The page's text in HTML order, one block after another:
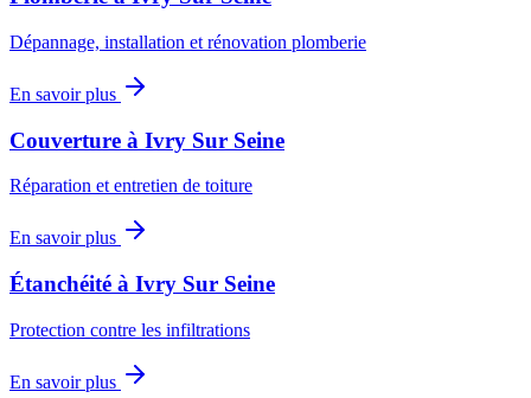
Dépannage, installation et rénovation plomberie
En savoir plus
Couverture à Ivry Sur Seine
Réparation et entretien de toiture
En savoir plus
Étanchéité à Ivry Sur Seine
Protection contre les infiltrations
En savoir plus